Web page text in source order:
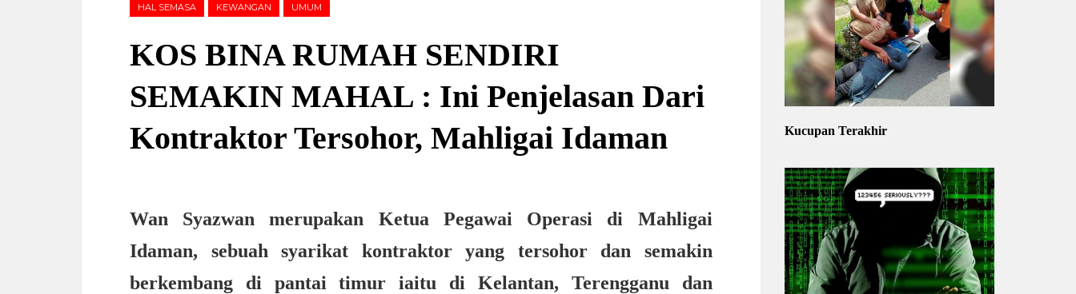
HAL SEMASA KEWANGAN UMUM
KOS BINA RUMAH SENDIRI
SEMAKIN MAHAL : Ini Penjelasan Dari
Kontraktor Tersohor, Mahligai Idaman
Wan Syazwan merupakan Ketua Pegawai Operasi di Mahligai
Idaman, sebuah syarikat kontraktor yang tersohor dan semakin
berkembang di pantai timur iaitu di Kelantan, Terengganu dan
Kucupan Terakhir